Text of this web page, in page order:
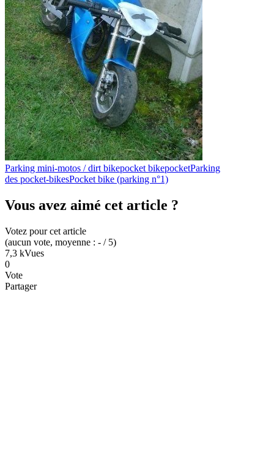
Parking mini-motos / dirt bikepocket bikepocketParking
des pocket-bikesPocket bike (parking n°1)
Vous avez aimé cet article ?
Votez pour cet article
(aucun vote, moyenne : - / 5)
7,3 kVues
0
Vote
Partager